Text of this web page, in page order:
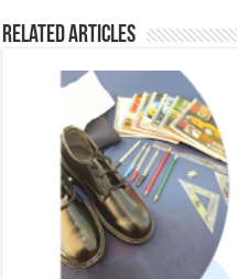
Related Articles